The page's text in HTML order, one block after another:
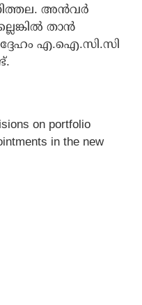
അൻവർ
താൻ
എ.ഐ.സി.സി
on portfolio
in the new